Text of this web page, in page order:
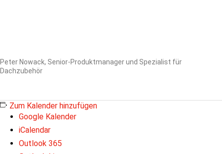
Peter Nowack, Senior-Produktmanager und Spezialist für
Dachzubehör
Zum Kalender hinzufügen
Google Kalender
iCalendar
Outlook 365